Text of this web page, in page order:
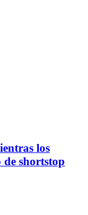
los
de shortstop